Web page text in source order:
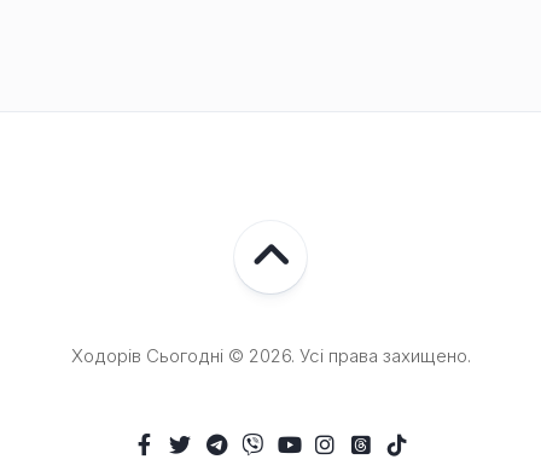
Ходорів Сьогодні © 2026. Усі права захищено.